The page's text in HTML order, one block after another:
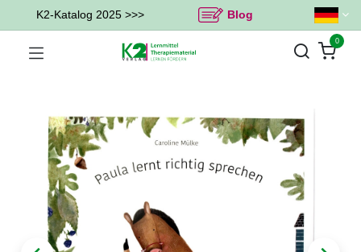
K2-Katalog 2025 >>> Blog
0